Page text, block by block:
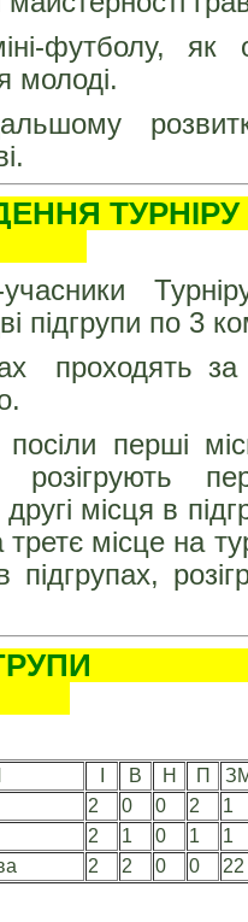
футболу, як
молоді.
Турніру
підгрупи по 3
проходять за
перші
розігрують
місця в
третє місце на
підгрупах,
ТА
В Н П
2 0 0 2
1
2 1 0 1
1
2 2 0 0 22